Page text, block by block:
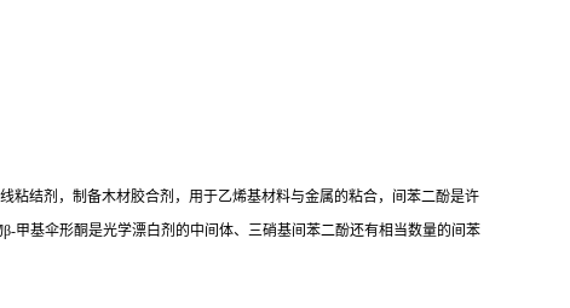
粘结剂，制备木材胶合剂，用于乙烯基材料与金属的粘合，间苯二酚是许
甲基伞形酮是光学漂白剂的中间体、三硝基间苯二酚还有相当数量的间苯